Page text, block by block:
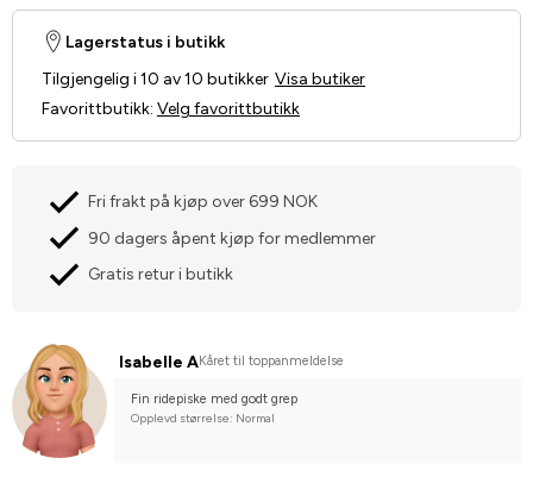
Lagerstatus i butikk
Tilgjengelig i 10 av 10 butikker Visa butiker
Favorittbutikk: Velg favorittbutikk
Fri frakt på kjøp over 699 NOK
90 dagers åpent kjøp for medlemmer
Gratis retur i butikk
Isabelle AKåret til toppanmeldelse
Fin ridepiske med godt grep
Opplevd størrelse: Normal